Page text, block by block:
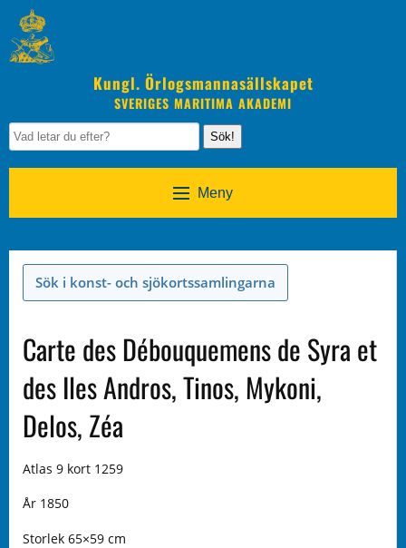
Kungl. Örlogsmannasällskapet
SVERIGES MARITIMA AKADEMI
Sök!
Meny
Sök i konst- och sjökortssamlingarna
Carte des Débouquemens de Syra et
des Iles Andros, Tinos, Mykoni,
Delos, Zéa
Atlas 9 kort 1259
År 1850
Storlek 65×59 cm